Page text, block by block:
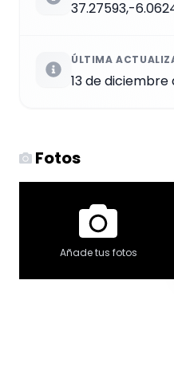
37.27593,-
ÚLTIMA
13 de diciembre
Fotos
Añade tus fotos